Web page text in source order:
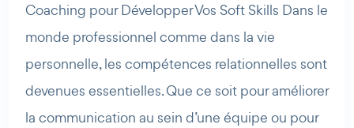
Coaching pour Développer Vos Soft Skills Dans le
monde professionnel comme dans la vie
personnelle, les compétences relationnelles sont
devenues essentielles. Que ce soit pour améliorer
la communication au sein d’une équipe ou pour